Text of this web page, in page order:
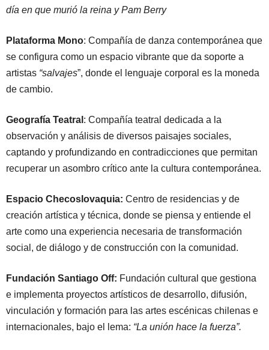
día en que murió la reina y Pam Berry
Plataforma Mono: Compañía de danza contemporánea que
se configura como un espacio vibrante que da soporte a
artistas “salvajes”, donde el lenguaje corporal es la moneda
de cambio.
Geografía Teatral : Compañía teatral dedicada a la
observación y análisis de diversos paisajes sociales,
captando y profundizando en contradicciones que permitan
recuperar un asombro crítico ante la cultura contemporánea.
Espacio Checoslovaquia: Centro de residencias y de
creación artística y técnica, donde se piensa y entiende el
arte como una experiencia necesaria de transformación
social, de diálogo y de construcción con la comunidad.
Fundación Santiago Off: Fundación cultural que gestiona
e implementa proyectos artísticos de desarrollo, difusión,
vinculación y formación para las artes escénicas chilenas e
internacionales, bajo el lema: “La unión hace la fuerza”.